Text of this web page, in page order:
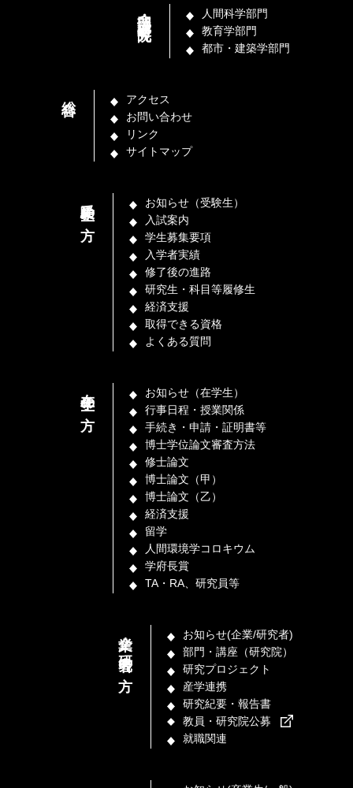
部門・講座（研究院）
人間科学部門
教育学部門
都市・建築学部門
アクセス
お問い合わせ
リンク
サイトマップ
受験生の方
お知らせ（受験生）
入試案内
学生募集要項
入学者実績
修了後の進路
研究生・科目等履修生
経済支援
取得できる資格
よくある質問
在学生の方
お知らせ（在学生）
行事日程・授業関係
手続き・申請・証明書等
博士学位論文審査方法
修士論文
博士論文（甲）
博士論文（乙）
経済支援
留学
人間環境学コロキウム
学府長賞
TA・RA、研究員等
企業／研究者の方
お知らせ(企業/研究者)
部門・講座（研究院）
研究プロジェクト
産学連携
研究紀要・報告書
教員・研究院公募
就職関連